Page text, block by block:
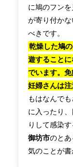
に鳩のフン
が寄り付か
べきです。
乾燥した鳩
遊すること
でいます。免
妊婦さんは注
もはなんで
に入ったり
りして感染
御坊市のと
気のことが書